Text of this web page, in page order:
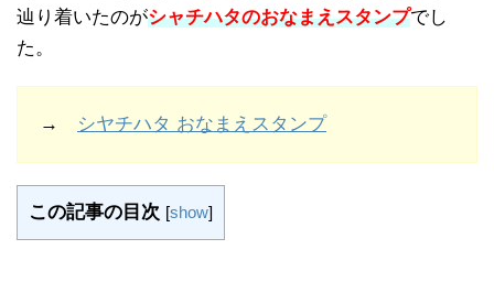
辿り着いたのがシャチハタのおなまえスタンプでし
た。
→ シヤチハタ おなまえスタンプ
この記事の目次 [show]